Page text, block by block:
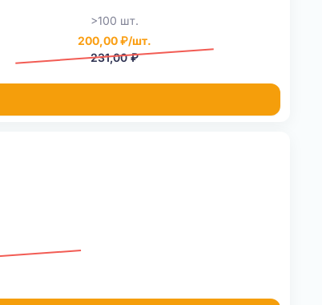
>100 шт.
200,00 ₽/шт.
231,00 ₽